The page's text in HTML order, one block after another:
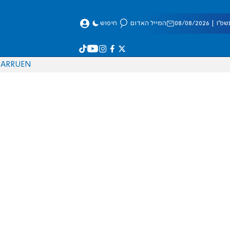
08/2026 המייל האדום חיפוש
EN
RU
AR